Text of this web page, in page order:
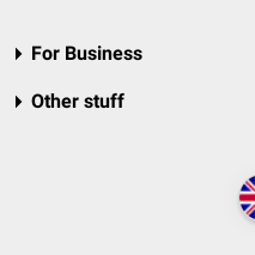
For Business
Other stuff